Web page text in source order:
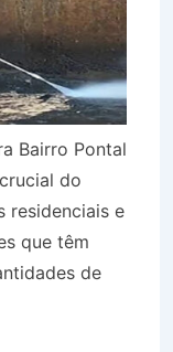
Bairro Pontal
do
residenciais e
que têm
de